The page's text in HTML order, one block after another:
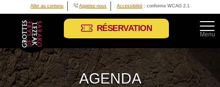
Aller au contenu Appelez-nous Accessibilité : conforme WCAG 2.1
RÉSERVATION
Menu
AGENDA